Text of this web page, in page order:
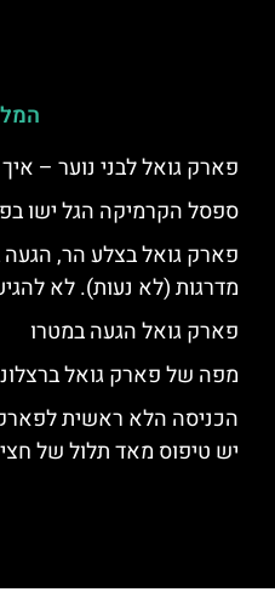
פארק גואל לבני נוער –
ספסל הקרמיקה הגל ישו
פארק גואל בצלע הר, הגעה
מדרגות (לא נעות). לא
פארק גואל הגעה במטרו
מפה של פארק גואל
הכניסה הלא ראשית
יש טיפוס מאד תלול של